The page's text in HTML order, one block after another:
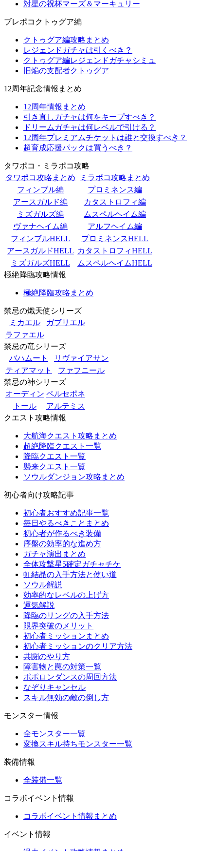
対星の祝杯マーズ＆マーキュリー
ブレポコクトゥグア編
クトゥグア編攻略まとめ
レジェンドガチャは引くべき？
クトゥグア編レジェンドガチャシミュ
旧焔の支配者クトゥグア
12周年記念情報まとめ
12周年情報まとめ
引き直しガチャは何をキープすべき？
ドリームガチャは何レベルで引ける？
12周年プレミアムチケットは誰と交換すべき？
超育成応援パックは買うべき？
タワポコ・ミラポコ攻略
タワポコ攻略まとめ
ミラポコ攻略まとめ
フィンブル編
プロミネンス編
アースガルド編
カタストロフィ編
ミズガルズ編
ムスペルヘイム編
ヴァナヘイム編
アルフヘイム編
フィンブルHELL
プロミネンスHELL
アースガルドHELL カタストロフィHELL
ミズガルズHELL
ムスペルヘイムHELL
極絶降臨攻略情報
極絶降臨攻略まとめ
禁忌の熾天使シリーズ
ミカエル
ガブリエル
ラファエル
禁忌の竜シリーズ
バハムート
リヴァイアサン
ティアマット
ファフニール
禁忌の神シリーズ
オーディン ペルセポネ
トール
アルテミス
クエスト攻略情報
大航海クエスト攻略まとめ
超絶降臨クエスト一覧
降臨クエスト一覧
襲来クエスト一覧
ソウルダンジョン攻略まとめ
初心者向け攻略記事
初心者おすすめ記事一覧
毎日やるべきことまとめ
初心者が作るべき装備
序盤の効率的な進め方
ガチャ演出まとめ
全体攻撃星5確定ガチャチケ
虹結晶の入手方法と使い道
ソウル解説
効率的なレベルの上げ方
運気解説
降臨のリングの入手方法
限界突破のメリット
初心者ミッションまとめ
初心者ミッションのクリア方法
共闘のやり方
障害物と罠の対策一覧
ポポロンダンスの周回方法
なぞりキャンセル
スキル無効の敵の倒し方
モンスター情報
全モンスター一覧
変換スキル持ちモンスター一覧
装備情報
全装備一覧
コラボイベント情報
コラボイベント情報まとめ
イベント情報